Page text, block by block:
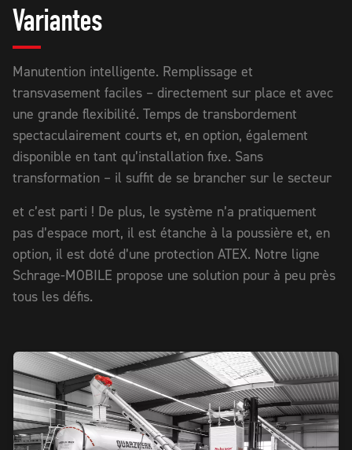
Variantes
Manutention intelligente. Remplissage et
transvasement faciles – directement sur place et avec
une grande flexibilité. Temps de transbordement
spectaculairement courts et, en option, également
disponible en tant qu’installation fixe. Sans
transformation – il suffit de se brancher sur le secteur
et c’est parti ! De plus, le système n’a pratiquement
pas d’espace mort, il est étanche à la poussière et, en
option, il est doté d’une protection ATEX. Notre ligne
Schrage-MOBILE propose une solution pour à peu près
tous les défis.